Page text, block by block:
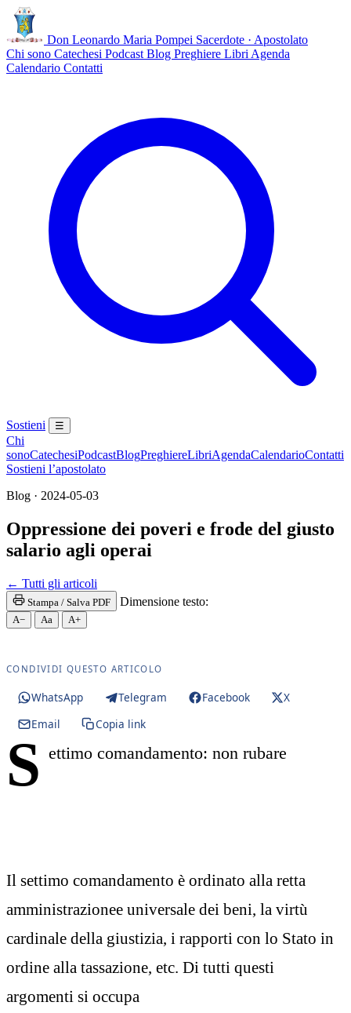
Don Leonardo Maria Pompei Sacerdote · Apostolato
Chi sono Catechesi Podcast Blog Preghiere Libri Agenda
Calendario Contatti
Sostieni ☰
Chi
sonoCatechesiPodcastBlogPreghiereLibriAgendaCalendarioContatti
Sostieni l’apostolato
Blog · 2024-05-03
Oppressione dei poveri e frode del giusto
salario agli operai
← Tutti gli articoli
Stampa / Salva PDF Dimensione testo:
A− Aa A+
CONDIVIDI QUESTO ARTICOLO
WhatsApp Telegram Facebook
X
Email
Copia link
S ettimo comandamento: non rubare
Il settimo comandamento è ordinato alla retta
amministrazionee universale dei beni, la virtù
cardinale della giustizia, i rapporti con lo Stato in
ordine alla tassazione, etc. Di tutti questi
argomenti si occupa